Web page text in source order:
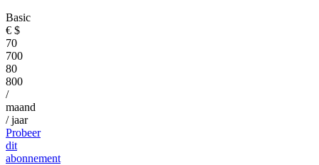
Basic
€ $
70
700
80
800
/
maand
/ jaar
Probeer
dit
abonnement